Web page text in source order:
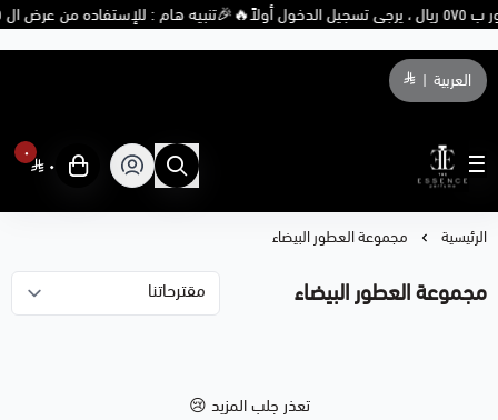
🎉تنبيه هام : للإستفاده من عرض ال ٥ عطور ب ٥٧٥ ريال ، يرجى تسجيل الدخول أولاً🔥
العربية |
THE ESSENCE PERFUME
٠
٠
الرئيسية مجموعة العطور البيضاء
مجموعة العطور البيضاء
تعذر جلب المزيد 😢